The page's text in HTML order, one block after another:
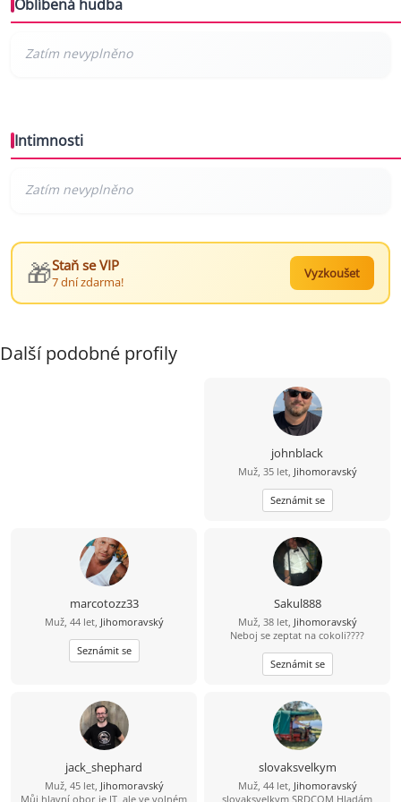
Oblíbená hudba
Intimnosti
🎁Staň se VIP
7 dní zdarma!
Vyzkoušet
Další podobné profily
johnblack
Muž, 35 let, Jihomoravský
Seznámit se
marcotozz33
Muž, 44 let, Jihomoravský
Seznámit se
Sakul888
Muž, 38 let, Jihomoravský
Neboj se zeptat na cokoli????
Seznámit se
jack_shephard
Muž, 45 let, Jihomoravský
Můj hlavní obor je IT, ale ve volném
slovaksvelkym
Muž, 44 let, Jihomoravský
slovaksvelkym SRDCOM Hladám